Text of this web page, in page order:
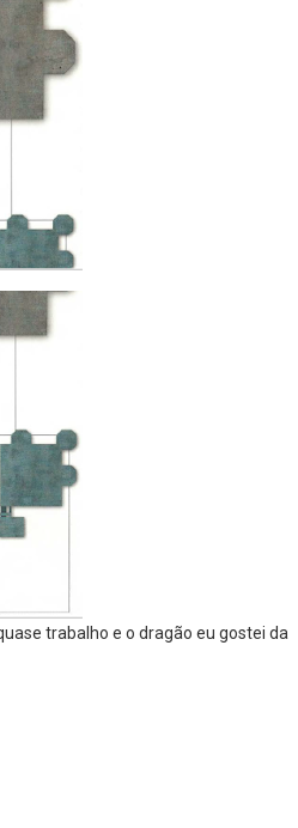
trabalho e o dragão eu gostei da